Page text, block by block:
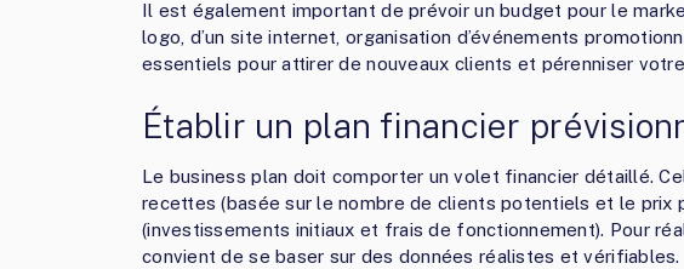
Il est également important de prévoir un budget pour le
logo, d’un site internet, organisation d’événements
essentiels pour attirer de nouveaux clients et pérenniser
Établir un plan financier
Le business plan doit comporter un volet financier détaillé.
recettes (basée sur le nombre de clients potentiels et le prix
(investissements initiaux et frais de fonctionnement). Pour
convient de se baser sur des données réalistes et vérifiables.